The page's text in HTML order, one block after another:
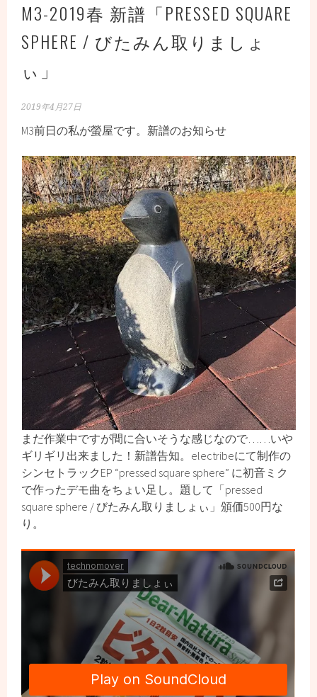
M3-2019春 新譜「PRESSED SQUARE
SPHERE / びたみん取りましょ
ぃ」
2019年4月27日
M3前日の私が螢屋です。新譜のお知らせ
まだ作業中ですが間に合いそうな感じなので……いや
ギリギリ出来ました！新譜告知。electribeにて制作の
シンセトラックEP “pressed square sphere” に初音ミク
で作ったデモ曲をちょい足し。題して「pressed
square sphere / びたみん取りましょぃ」頒価500円な
り。